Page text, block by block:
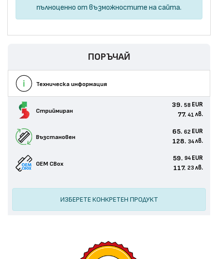
пълноценно от възможностите на сайта.
ПОРЪЧАЙ
Техническа информация
Стриймиран
39. 58 EUR
77. 41 лв.
Възстановен
65. 62 EUR
128. 34 лв.
OEM CBox
59. 94 EUR
117. 23 лв.
ИЗБЕРЕТЕ КОНКРЕТЕН ПРОДУКТ